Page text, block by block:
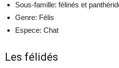
Sous-famille: félinés et
Genre: Félis
Espece: Chat
Les félidés